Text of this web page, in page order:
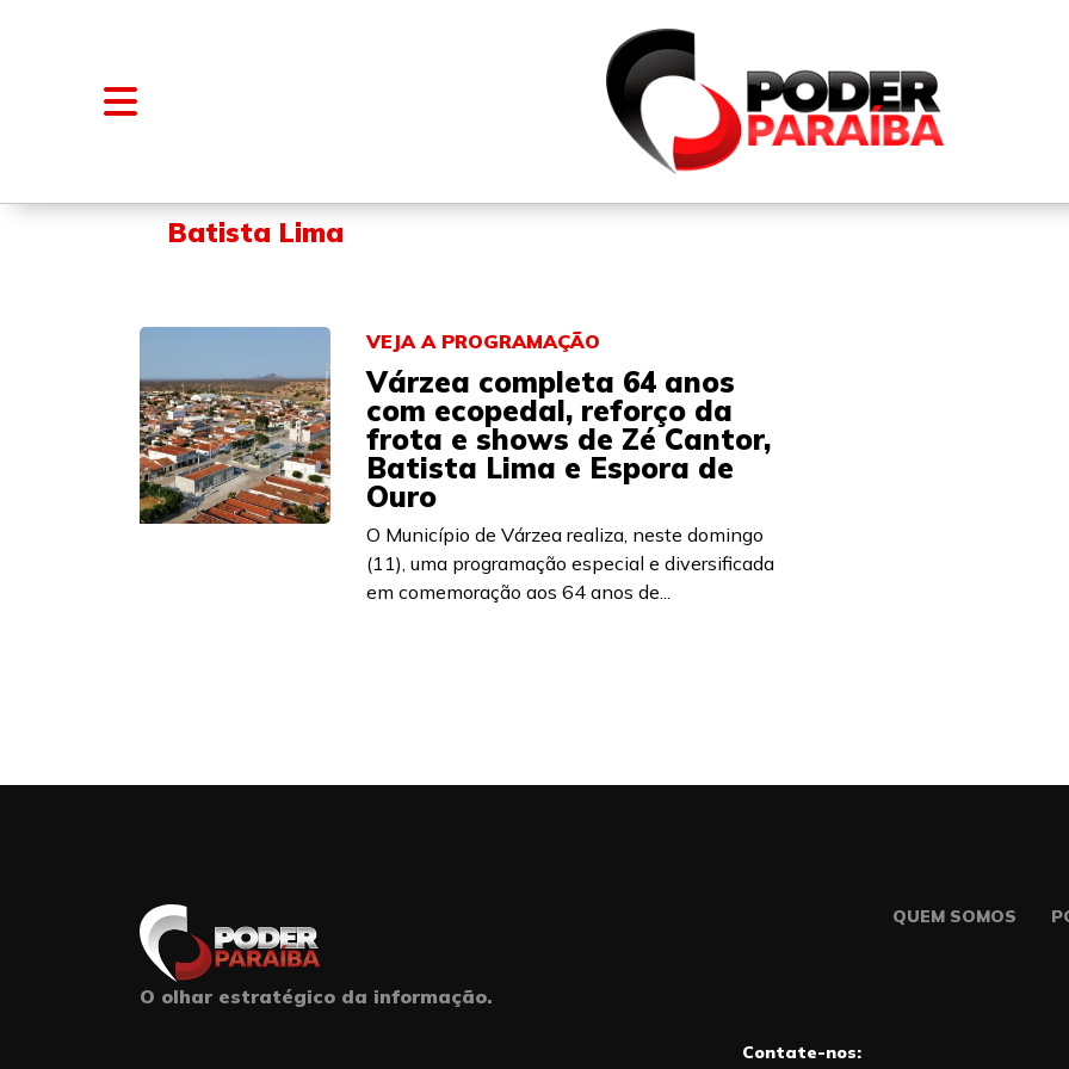
FALE CONOSCO
Batista Lima
VEJA A PROGRAMAÇÃO
Várzea completa 64 anos
com ecopedal, reforço da
frota e shows de Zé Cantor,
Batista Lima e Espora de
Ouro
O Município de Várzea realiza, neste domingo
(11), uma programação especial e diversificada
em comemoração aos 64 anos de...
O olhar estratégico da informação.
QUEM SOMOS
Contate-nos: